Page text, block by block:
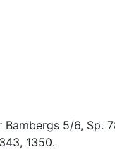
5/6, Sp.
1350.